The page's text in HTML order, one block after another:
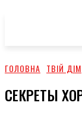
ГОЛОВНА ТВІЙ ДІМ
СЕКРЕТЫ